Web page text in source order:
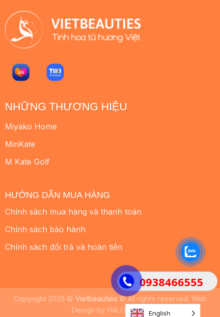
0938466555
NHỮNG THƯƠNG HIỆU
Miyako Home
MinKate
M Kate Golf
HƯỚNG DẪN MUA HÀNG
Chính sách mua hàng và thanh toán
Chính sách bảo hành
Chính sách đổi trả và hoàn tiền
Copyright 2026 © Vietbeauties© All rights reserved. Web
Design by HALO MEDIA English